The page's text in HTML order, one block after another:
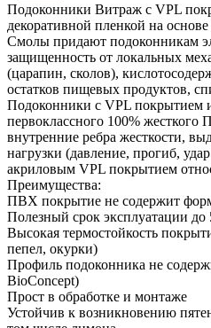
Подоконники Витраж с VPL
декоративной пленкой на
Смолы придают подоконникам
защищенность от локальных
(царапин, сколов),
остатков пищевых продуктов,
Подоконники с VPL покрытием
первоклассного 100%
внутренние ребра жесткости,
нагрузки (давление, прогиб,
акриловым VPL покрытием
Преимущества:
ПВХ покрытие не содержит
Полезный срок эксплуатации до
Высокая термостойкость
пепел, окурки)
Профиль подоконника не
BioConcept)
Прост в обработке и монтаже
Устойчив к возникновению